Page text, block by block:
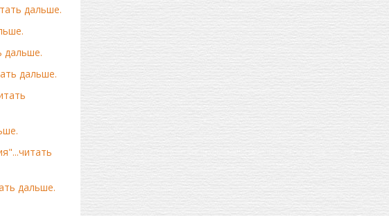
дальше.
дальше.
дальше.
дальше.